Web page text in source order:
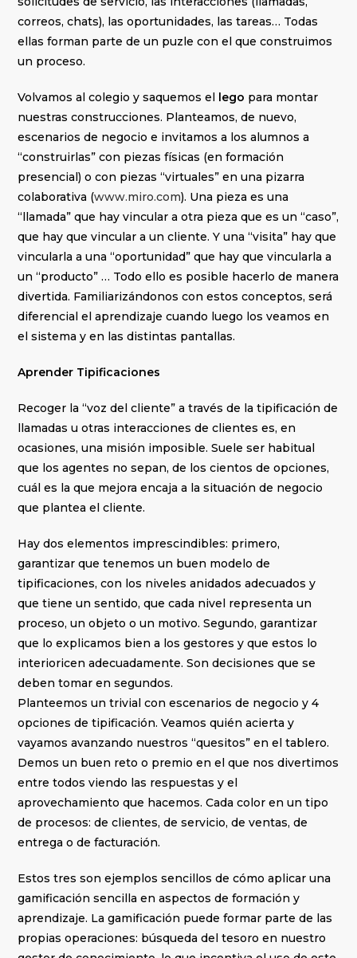
correos, chats), las oportunidades, las tareas… Todas
ellas forman parte de un puzle con el que construimos
un proceso.
Volvamos al colegio y saquemos el lego para montar
nuestras construcciones. Planteamos, de nuevo,
escenarios de negocio e invitamos a los alumnos a
“construirlas” con piezas físicas (en formación
presencial) o con piezas “virtuales” en una pizarra
colaborativa (www.miro.com). Una pieza es una
“llamada” que hay vincular a otra pieza que es un “caso”,
que hay que vincular a un cliente. Y una “visita” hay que
vincularla a una “oportunidad” que hay que vincularla a
un “producto” … Todo ello es posible hacerlo de manera
divertida. Familiarizándonos con estos conceptos, será
diferencial el aprendizaje cuando luego los veamos en
el sistema y en las distintas pantallas.
Aprender Tipificaciones
Recoger la “voz del cliente” a través de la tipificación de
llamadas u otras interacciones de clientes es, en
ocasiones, una misión imposible. Suele ser habitual
que los agentes no sepan, de los cientos de opciones,
cuál es la que mejora encaja a la situación de negocio
que plantea el cliente.
Hay dos elementos imprescindibles: primero,
garantizar que tenemos un buen modelo de
tipificaciones, con los niveles anidados adecuados y
que tiene un sentido, que cada nivel representa un
proceso, un objeto o un motivo. Segundo, garantizar
que lo explicamos bien a los gestores y que estos lo
interioricen adecuadamente. Son decisiones que se
deben tomar en segundos.
Planteemos un trivial con escenarios de negocio y 4
opciones de tipificación. Veamos quién acierta y
vayamos avanzando nuestros “quesitos” en el tablero.
Demos un buen reto o premio en el que nos divertimos
entre todos viendo las respuestas y el
aprovechamiento que hacemos. Cada color en un tipo
de procesos: de clientes, de servicio, de ventas, de
entrega o de facturación.
Estos tres son ejemplos sencillos de cómo aplicar una
gamificación sencilla en aspectos de formación y
aprendizaje. La gamificación puede formar parte de las
propias operaciones: búsqueda del tesoro en nuestro